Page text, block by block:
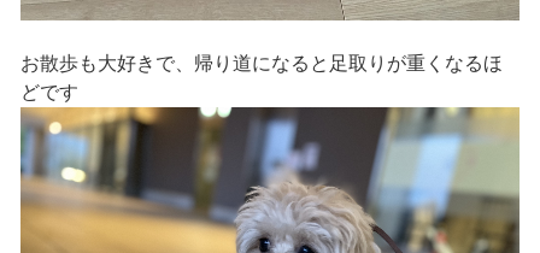
お散歩も大好きで、帰り道になると足取りが重くなるほ
どです